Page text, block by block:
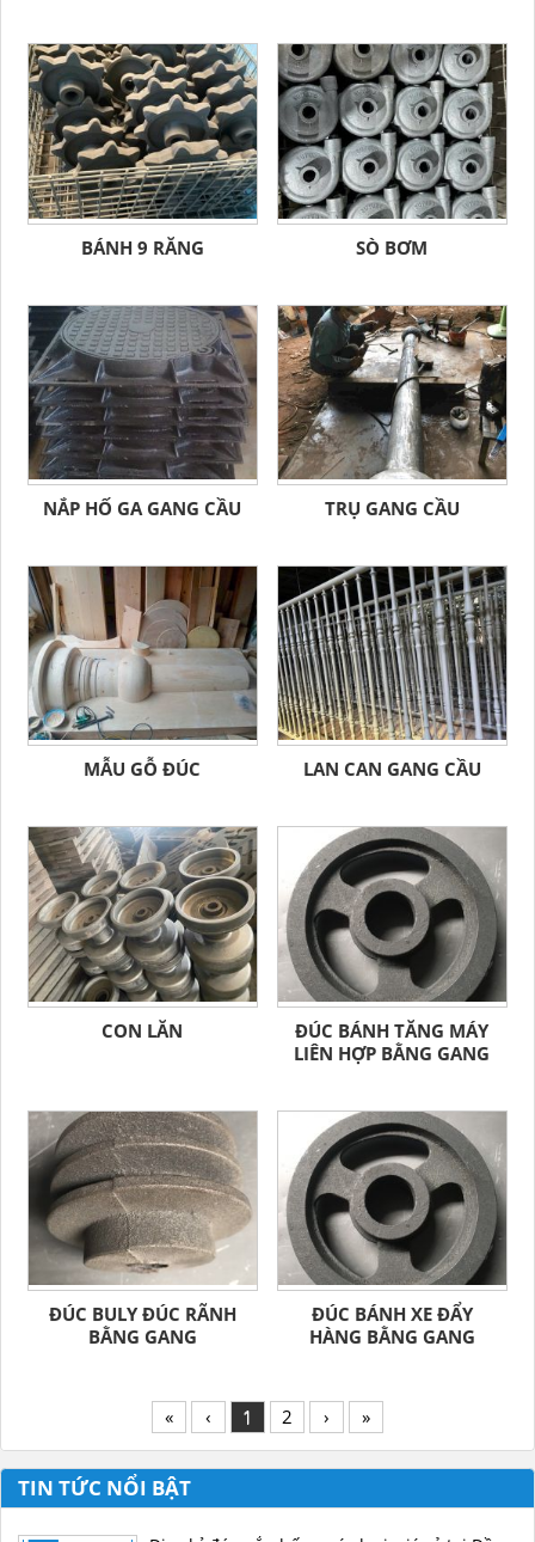
BÁNH 9 RĂNG SÒ BƠM
NẮP HỐ GA GANG CẦU TRỤ GANG CẦU
MẪU GỖ ĐÚC LAN CAN GANG CẦU
CON LĂN
ĐÚC BÁNH TĂNG MÁY
LIÊN HỢP BẰNG GANG
ĐÚC BULY ĐÚC RÃNH
BẰNG GANG
ĐÚC BÁNH XE ĐẨY
HÀNG BẰNG GANG
« ‹ 1 2 › »
TIN TỨC NỔI BẬT